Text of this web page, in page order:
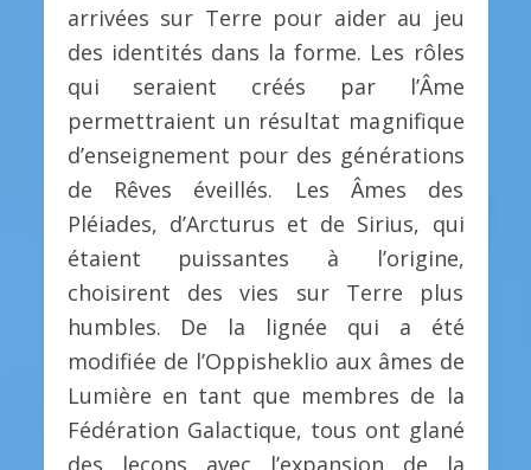
arrivées sur Terre pour aider au jeu
des identités dans la forme. Les rôles
qui seraient créés par l’Âme
permettraient un résultat magnifique
d’enseignement pour des générations
de Rêves éveillés. Les Âmes des
Pléiades, d’Arcturus et de Sirius, qui
étaient puissantes à l’origine,
choisirent des vies sur Terre plus
humbles. De la lignée qui a été
modifiée de l’Oppisheklio aux âmes de
Lumière en tant que membres de la
Fédération Galactique, tous ont glané